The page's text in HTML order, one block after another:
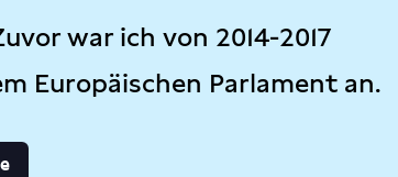
war ich von 2014-2017
Europäischen Parlament an.